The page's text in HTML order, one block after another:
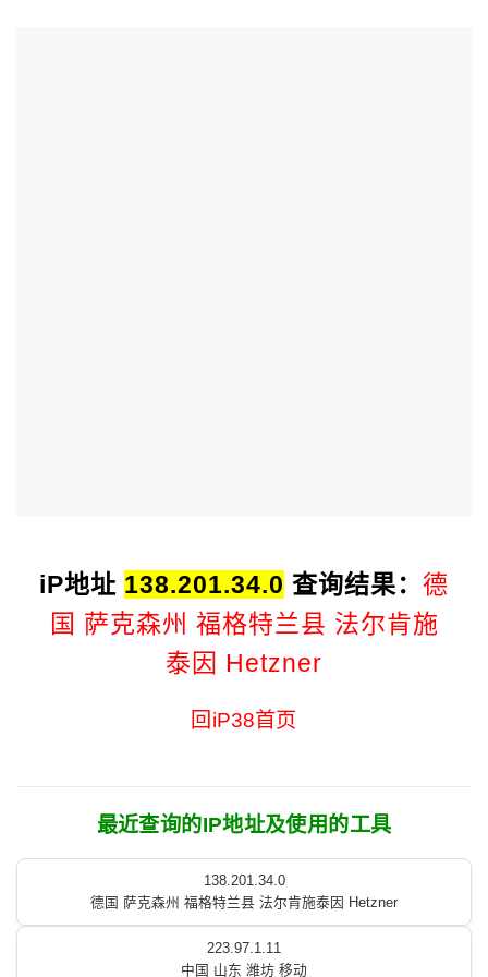
iP地址 138.201.34.0 查询结果： 德
国 萨克森州 福格特兰县 法尔肯施
泰因 Hetzner
回iP38首页
最近查询的IP地址及使用的工具
138.201.34.0
德国 萨克森州 福格特兰县 法尔肯施泰因 Hetzner
223.97.1.11
中国 山东 潍坊 移动